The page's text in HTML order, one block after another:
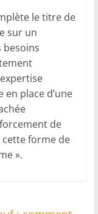
le titre de
sur un
besoins
place d’une
de
forme de
».